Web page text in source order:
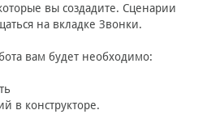
вы создадите. Сценарии
на вкладке Звонки.
вам будет необходимо:
в конструкторе.